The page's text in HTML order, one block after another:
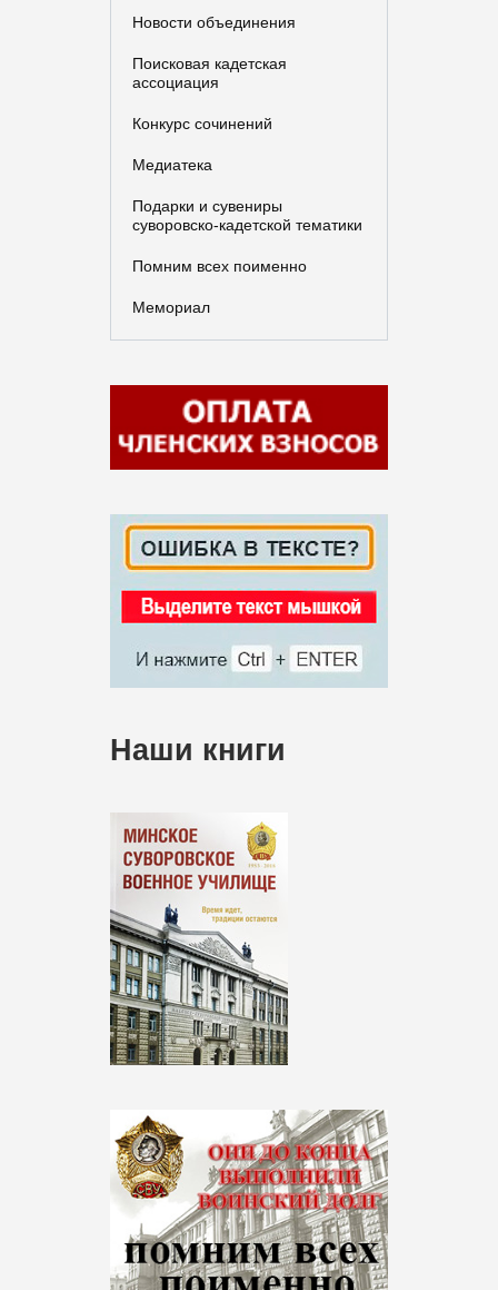
Новости объединения
Поисковая кадетская
ассоциация
Конкурс сочинений
Медиатека
Подарки и сувениры
суворовско-кадетской тематики
Помним всех поименно
Мемориал
Наши книги